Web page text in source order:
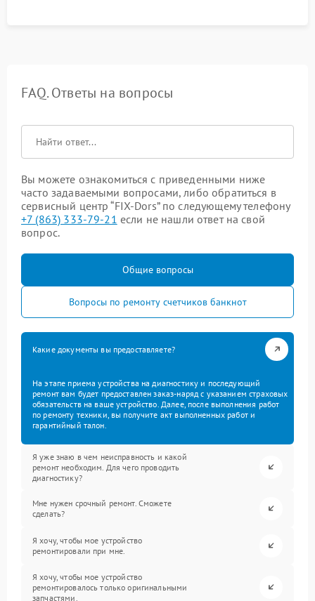
FAQ. Ответы на вопросы
Вы можете ознакомиться с приведенными ниже
часто задаваемыми вопросами, либо обратиться в
сервисный центр “FIX-Dors” по следующему телефону
+7 (863) 333-79-21 если не нашли ответ на свой
вопрос.
Общие вопросы
Вопросы по ремонту счетчиков банкнот
Какие документы вы предоставляете?
На этапе приема устройства на диагностику и последующий
ремонт вам будет предоставлен заказ-наряд с указанием страховых
обязательств на ваше устройство. Далее, после выполнения работ
по ремонту техники, вы получите акт выполненных работ и
гарантийный талон.
Я уже знаю в чем неисправность и какой
ремонт необходим. Для чего проводить
диагностику?
Мне нужен срочный ремонт. Сможете
сделать?
Я хочу, чтобы мое устройство
ремонтировали при мне.
Я хочу, чтобы мое устройство
ремонтировалось только оригинальными
запчастями.